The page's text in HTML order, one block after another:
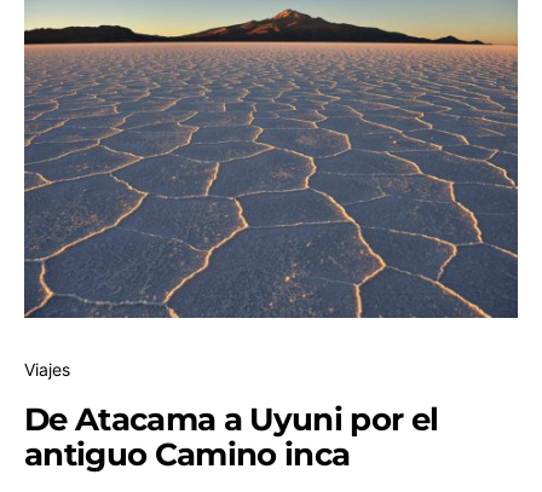
Viajes
De Atacama a Uyuni por el
antiguo Camino inca